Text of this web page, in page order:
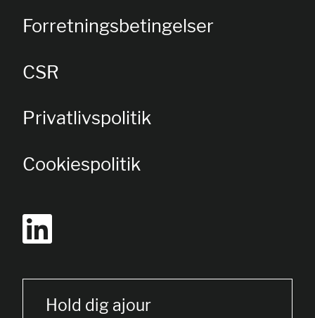
Forretningsbetingelser
CSR
Privatlivspolitik
Cookiespolitik
Hold dig ajour